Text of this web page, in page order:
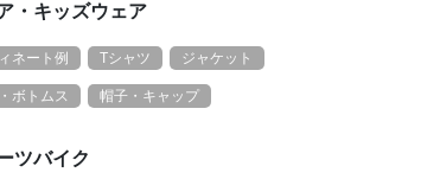
・キッズウェア
ネート例 Tシャツ ジャケット
ボトムス 帽子・キャップ
ツバイク